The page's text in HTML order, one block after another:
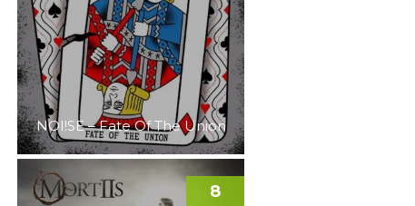
NOI!SE – Fate Of The Union
8